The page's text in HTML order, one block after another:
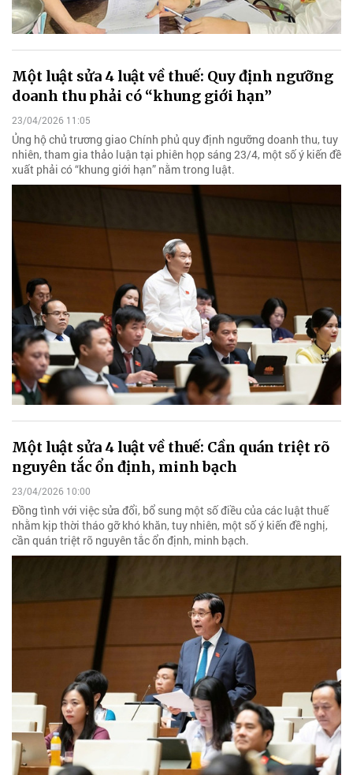
Một luật sửa 4 luật về thuế: Quy định ngưỡng
doanh thu phải có “khung giới hạn”
23/04/2026 11:05
Ủng hộ chủ trương giao Chính phủ quy định ngưỡng doanh thu, tuy
nhiên, tham gia thảo luận tại phiên họp sáng 23/4, một số ý kiến đề
xuất phải có “khung giới hạn” nằm trong luật.
Một luật sửa 4 luật về thuế: Cần quán triệt rõ
nguyên tắc ổn định, minh bạch
23/04/2026 10:00
Đồng tình với việc sửa đổi, bổ sung một số điều của các luật thuế
nhằm kịp thời tháo gỡ khó khăn, tuy nhiên, một số ý kiến đề nghị,
cần quán triệt rõ nguyên tắc ổn định, minh bạch.